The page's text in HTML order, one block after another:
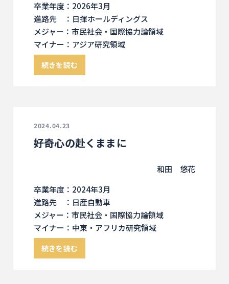
卒業年度：2026年3月
進路先 ：日揮ホールディングス
メジャー：市民社会・国際協力論領域
マイナー：アジア研究領域
続きを読む
2024.04.23
好奇心の赴くままに
和田 悠花
卒業年度：2024年3月
進路先 ：日産自動車
メジャー：市民社会・国際協力論領域
マイナー：中東・アフリカ研究領域
続きを読む